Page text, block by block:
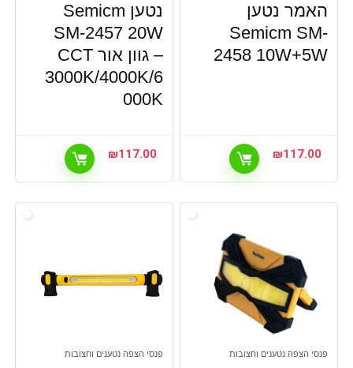
האמר נטען
Semicm SM-
2458 10W+5W
₪117.00
נטען Semicm
SM-2457 20W
– גוון אור CCT
3000K/4000K/6
000K
₪117.00
פנסי הצפה נטענים וחצובות פנסי הצפה נטענים וחצובות